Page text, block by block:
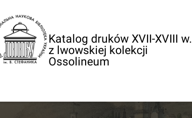
Katalog druków XVII-XVIII w.
z lwowskiej kolekcji
Ossolineum